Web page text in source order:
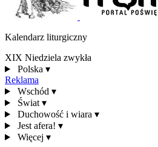
Kalendarz liturgiczny
XIX Niedziela zwykła
Polska ▾
Reklama
Wschód ▾
Świat ▾
Duchowość i wiara ▾
Jest afera! ▾
Więcej ▾